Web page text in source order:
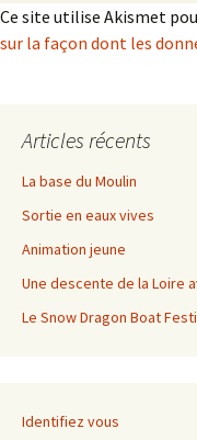
Ce site utilise Akismet
sur la façon dont les
Articles récents
La base du Moulin
Sortie en eaux vives
Animation jeune
Une descente de la Loire
Le Snow Dragon Boat
Identifiez vous